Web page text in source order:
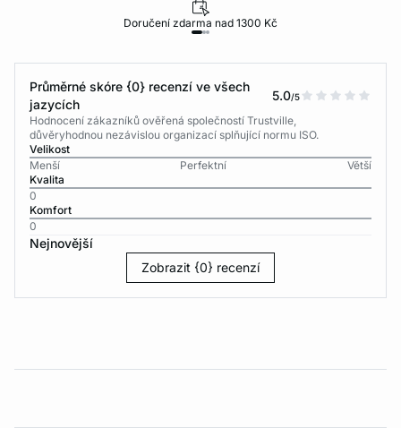
Doručení zdarma nad 1300 Kč
Průměrné skóre {0} recenzí ve všech
jazycích
5.0/5
Hodnocení zákazníků ověřená společností Trustville,
důvěryhodnou nezávislou organizací splňující normu ISO.
Velikost
Menší
Perfektní
Větší
Kvalita
0
Komfort
0
Nejnovější
Zobrazit {0} recenzí